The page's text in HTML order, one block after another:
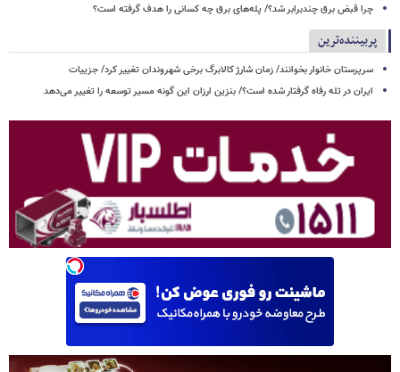
چرا قبض برق چندبرابر شد؟/ پله‌های برق چه کسانی را هدف گرفته است؟
پربیننده‌ترین
سرپرستان خانوار بخوانند/ زمان شارژ کالابرگ برخی شهروندان تغییر کرد/ جزییات
ایران در تله رفاه گرفتار شده است؟/ بنزین ارزان این گونه مسیر توسعه را تغییر می‌دهد